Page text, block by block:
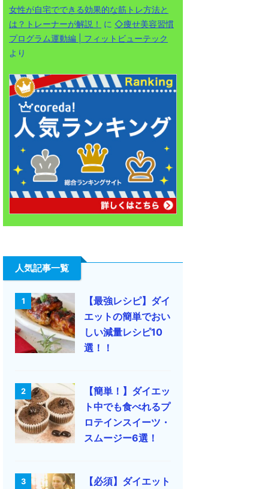
女性が自宅でできる効果的な筋トレ方法と
は？トレーナーが解説！
に ◇痩せ美容習慣
プログラム運動編 | フィットビューテック
より
人気記事一覧
1
【最強レシピ】ダイ
エットの簡単でおい
しい減量レシピ10
選！！
2
【簡単！】ダイエッ
ト中でも食べれるプ
ロテインスイーツ・
スムージー6選！
3
【必須】ダイエット